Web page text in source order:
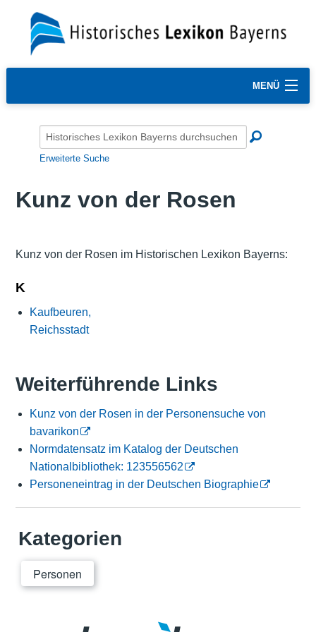
MENÜ
Erweiterte Suche
Kunz von der Rosen
Kunz von der Rosen im Historischen Lexikon Bayerns:
K
Kaufbeuren,
Reichsstadt
Weiterführende Links
Kunz von der Rosen in der Personensuche von
bavarikon
Normdatensatz im Katalog der Deutschen
Nationalbibliothek: 123556562
Personeneintrag in der Deutschen Biographie
Kategorien
Personen